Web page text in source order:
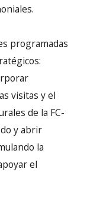
programadas
visitas y el
de la FC-
y abrir
la
el